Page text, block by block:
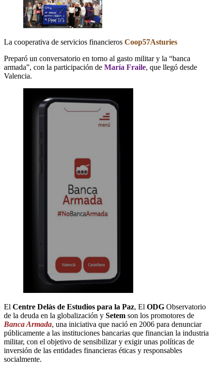
La cooperativa de servicios financieros Coop57Asturies
Preparó un conversatorio en torno al gasto militar y la “banca
armada”, con la participación de María Fraile, que llegó desde
Valencia.
El Centre Delàs de Estudios para la Paz, El ODG Observatorio
de la deuda en la globalización y Setem son los promotores de
Banca Armada, una iniciativa que nació en 2006 para denunciar
públicamente a las instituciones bancarias que financian la industria
militar, con el objetivo de sensibilizar y exigir unas políticas de
inversión de las entidades financieras éticas y responsables
socialmente.